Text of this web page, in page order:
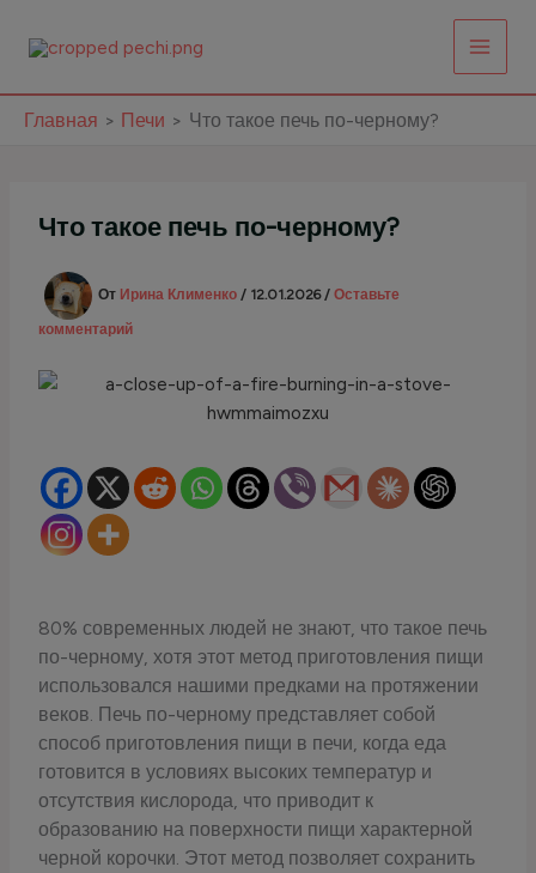
Главная Печи Что такое печь по-черному?
Что такое печь по-черному?
От Ирина Клименко/ 12.01.2026/Оставьте
комментарий
80% современных людей не знают, что такое печь
по-черному, хотя этот метод приготовления пищи
использовался нашими предками на протяжении
веков. Печь по-черному представляет собой
способ приготовления пищи в печи, когда еда
готовится в условиях высоких температур и
отсутствия кислорода, что приводит к
образованию на поверхности пищи характерной
черной корочки. Этот метод позволяет сохранить